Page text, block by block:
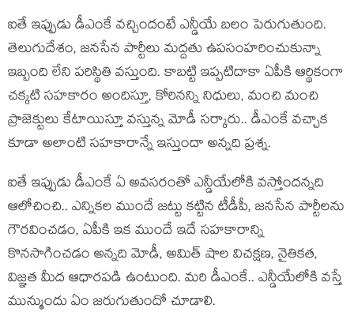
ఐతే ఇప్పుడు డీఎంకే వచ్చిందంటే ఎన్డీయే బలం పెరుగుతుంది.
తెలుగుదేశం, జనసేన పార్టీలు మద్దతు ఉపసంహరించుకున్నా
ఇబ్బంది లేని పరిస్థితి వస్తుంది. కాబట్టి ఇప్పటిదాకా ఏపీకి ఆర్థికంగా
చక్కటి సహకారం అందిస్తూ, కోరినన్ని నిధులు, మంచి మంచి
ప్రాజెక్టులు కేటాయిస్తూ వస్తున్న మోడీ సర్కారు.. డీఎంకే వచ్చాక
కూడా అలాంటి సహకారాన్నే ఇస్తుందా అన్నది ప్రశ్న.
ఐతే ఇప్పుడు డీఎంకే ఏ అవసరంతో ఎన్డీయేలోకి వస్తోందన్నది
ఆలోచించి.. ఎన్నికల ముందే జట్టు కట్టిన టీడీపీ, జనసేన పార్టీలను
గౌరవించడం, ఏపీకి ఇక ముందే ఇదే సహకారాన్ని
కొనసాగించడం అన్నది మోడీ, అమిత్‌ షాల విచక్షణ, నైతికత,
విజ్ఞత మీద ఆధారపడి ఉంటుంది. మరి డీఎంకే.. ఎన్డీయేలోకి వస్తే
మున్ముందు ఏం జరుగుతుందో చూడాలి.